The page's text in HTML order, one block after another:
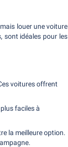
louer une voiture
sont idéales pour les
voitures offrent
faciles à
la meilleure option.